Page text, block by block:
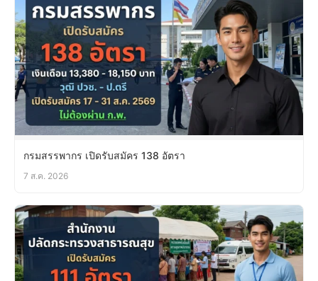
กรมสรรพากร เปิดรับสมัคร 138 อัตรา
7 ส.ค. 2026